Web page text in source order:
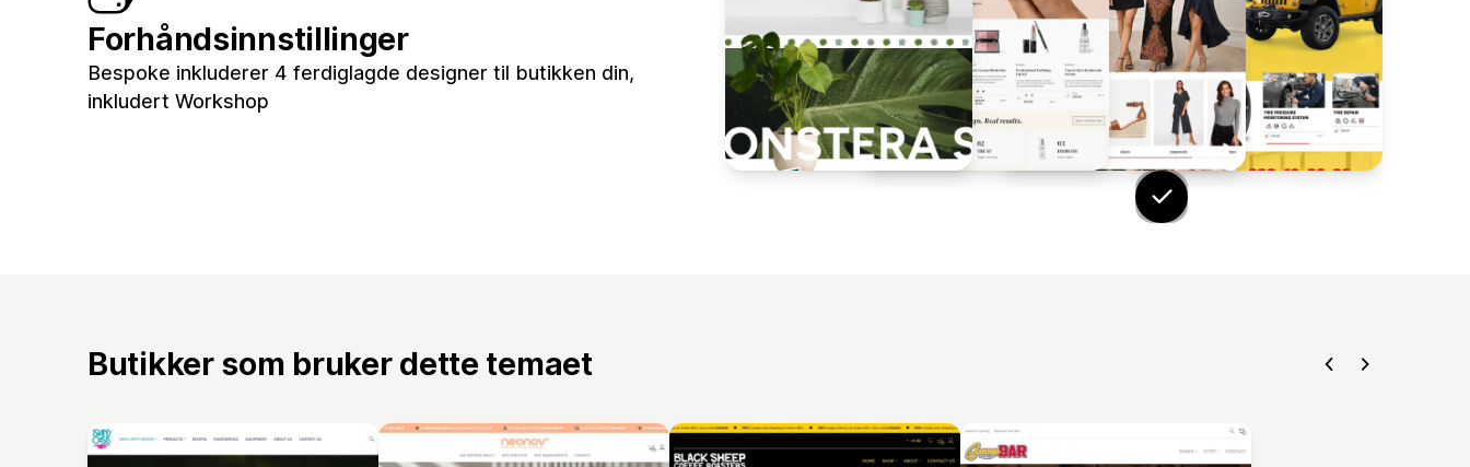
Forhåndsinnstillinger
Bespoke inkluderer 4 ferdiglagde designer til butikken din,
inkludert Workshop
Butikker som bruker dette temaet